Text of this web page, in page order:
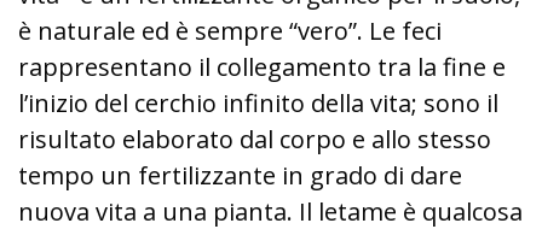
è naturale ed è sempre “vero”. Le feci
rappresentano il collegamento tra la fine e
l’inizio del cerchio infinito della vita; sono il
risultato elaborato dal corpo e allo stesso
tempo un fertilizzante in grado di dare
nuova vita a una pianta. Il letame è qualcosa